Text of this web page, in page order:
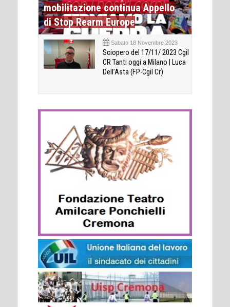
mobilitazione continua Appello
di Stop Rearm Europe
Sabato 18 Novembre 2023
Sciopero del 17/11/ 2023 Cgil
CR Tanti oggi a Milano | Luca
Dell’Asta (FP-Cgil Cr)